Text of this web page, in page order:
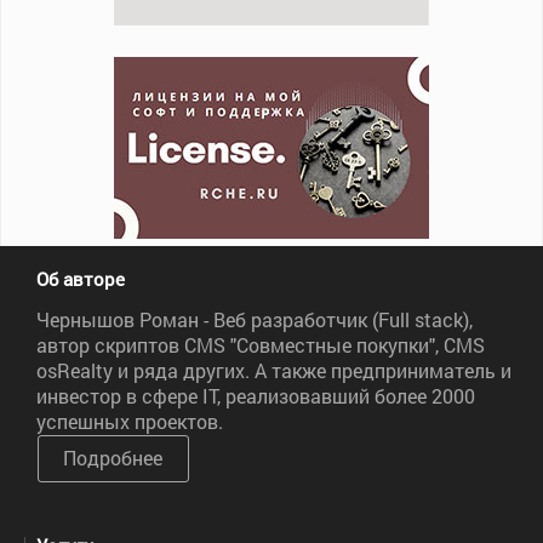
Об авторе
Чернышов Роман - Веб разработчик (Full stack),
автор скриптов CMS "Совместные покупки", CMS
osRealty и ряда других. А также предприниматель и
инвестор в сфере IT, реализовавший более 2000
успешных проектов.
Подробнее